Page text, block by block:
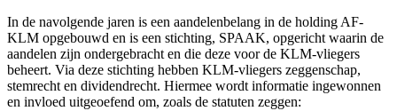
In de navolgende jaren is een aandelenbelang in de holding AF-
KLM opgebouwd en is een stichting, SPAAK, opgericht waarin de
aandelen zijn ondergebracht en die deze voor de KLM-vliegers
beheert. Via deze stichting hebben KLM-vliegers zeggenschap,
stemrecht en dividendrecht. Hiermee wordt informatie ingewonnen
en invloed uitgeoefend om, zoals de statuten zeggen: